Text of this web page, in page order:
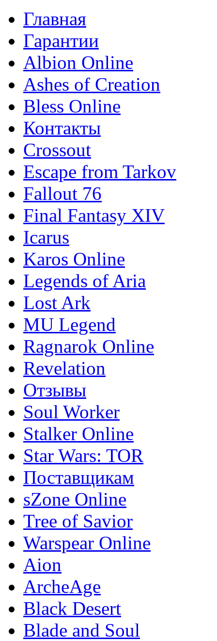
Главная
Гарантии
Albion Online
Ashes of Creation
Bless Online
Контакты
Crossout
Escape from Tarkov
Fallout 76
Final Fantasy XIV
Icarus
Karos Online
Legends of Aria
Lost Ark
MU Legend
Ragnarok Online
Revelation
Отзывы
Soul Worker
Stalker Online
Star Wars: TOR
Поставщикам
sZone Online
Tree of Savior
Warspear Online
Aion
ArcheAge
Black Desert
Blade and Soul